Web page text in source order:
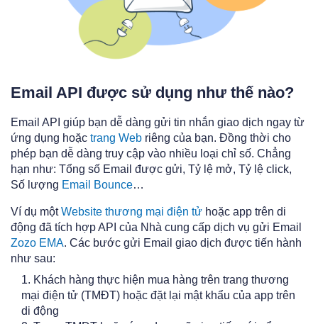
Email API được sử dụng như thế nào?
Email API giúp bạn dễ dàng gửi tin nhắn giao dịch ngay từ
ứng dụng hoặc trang Web riêng của bạn. Đồng thời cho
phép bạn dễ dàng truy cập vào nhiều loại chỉ số. Chẳng
hạn như: Tổng số Email được gửi, Tỷ lệ mở, Tỷ lệ click,
Số lượng Email Bounce…
Ví dụ mộtWebsite thương mại điện tử hoặc app trên di
động đã tích hợp API của Nhà cung cấp dịch vụ gửi Email
Zozo EMA. Các bước gửi Email giao dịch được tiến hành
như sau:
Khách hàng thực hiện mua hàng trên trang thương
mại điện tử (TMĐT) hoặc đặt lại mật khẩu của app trên
di động